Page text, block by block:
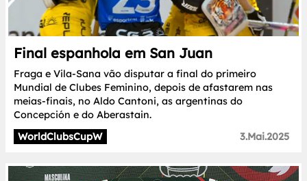
Final espanhola em San Juan
Fraga e Vila-Sana vão disputar a final do primeiro
Mundial de Clubes Feminino, depois de afastarem nas
meias-finais, no Aldo Cantoni, as argentinas do
Concepción e do Aberastain.
WorldClubsCupW
3.Mai.2025